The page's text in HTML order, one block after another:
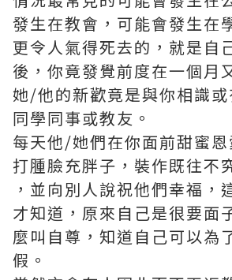
發生在教會，可能會發生在
更令人氣得死去的，就是自
後，你竟發覺前度在一個月
她/他的新歡竟是與你相識
同學同事或教友。
每天他/她們在你面前甜蜜
打腫臉充胖子，裝作既往不
，並向別人說祝他們幸福，
才知道，原來自己是很要面
麼叫自尊，知道自己可以為
假。